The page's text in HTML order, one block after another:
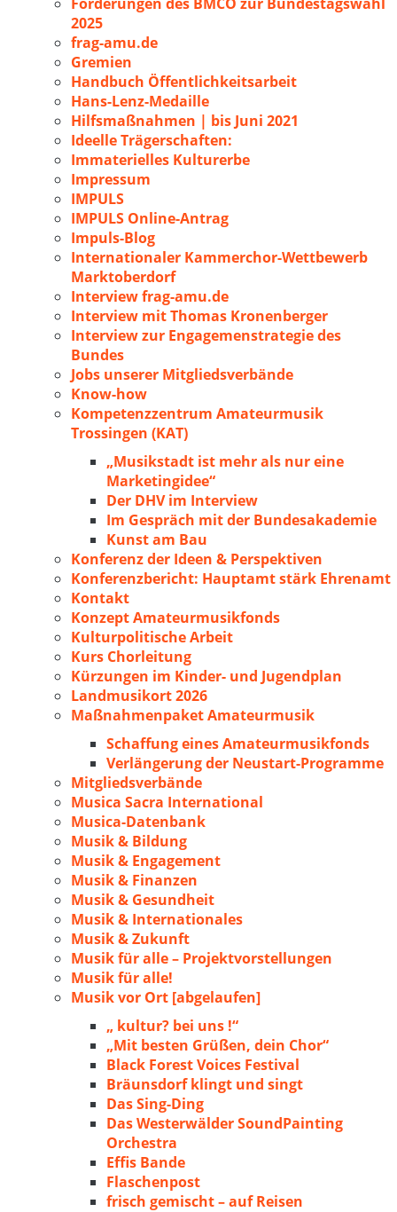
2025
frag-amu.de
Gremien
Handbuch Öffentlichkeitsarbeit
Hans-Lenz-Medaille
Hilfsmaßnahmen | bis Juni 2021
Ideelle Trägerschaften:
Immaterielles Kulturerbe
Impressum
IMPULS
IMPULS Online-Antrag
Impuls-Blog
Internationaler Kammerchor-Wettbewerb
Marktoberdorf
Interview frag-amu.de
Interview mit Thomas Kronenberger
Interview zur Engagemenstrategie des
Bundes
Jobs unserer Mitgliedsverbände
Know-how
Kompetenzzentrum Amateurmusik
Trossingen (KAT)
„Musikstadt ist mehr als nur eine
Marketingidee“
Der DHV im Interview
Im Gespräch mit der Bundesakademie
Kunst am Bau
Konferenz der Ideen & Perspektiven
Konferenzbericht: Hauptamt stärk Ehrenamt
Kontakt
Konzept Amateurmusikfonds
Kulturpolitische Arbeit
Kurs Chorleitung
Kürzungen im Kinder- und Jugendplan
Landmusikort 2026
Maßnahmenpaket Amateurmusik
Schaffung eines Amateurmusikfonds
Verlängerung der Neustart-Programme
Mitgliedsverbände
Musica Sacra International
Musica-Datenbank
Musik & Bildung
Musik & Engagement
Musik & Finanzen
Musik & Gesundheit
Musik & Internationales
Musik & Zukunft
Musik für alle – Projektvorstellungen
Musik für alle!
Musik vor Ort [abgelaufen]
„ kultur? bei uns !“
„Mit besten Grüßen, dein Chor“
Black Forest Voices Festival
Bräunsdorf klingt und singt
Das Sing-Ding
Das Westerwälder SoundPainting
Orchestra
Effis Bande
Flaschenpost
frisch gemischt – auf Reisen